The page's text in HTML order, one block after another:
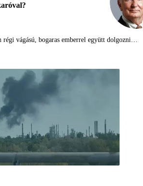
vágású, bogaras emberrel együtt dolgozni…